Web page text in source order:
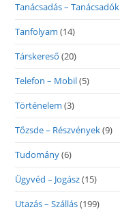
Tanácsadás – Tanácsadók
Tanfolyam (14)
Társkereső (20)
Telefon – Mobil(5)
Történelem (3)
Tőzsde – Részvények(9)
Tudomány(6)
Ügyvéd – Jogász(15)
Utazás – Szállás(199)